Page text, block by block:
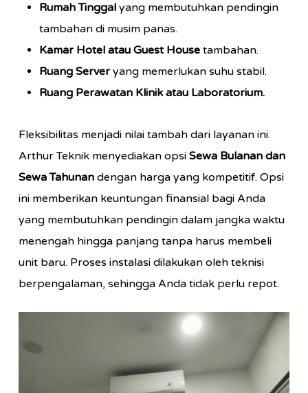
Rumah Tinggalyang membutuhkan pendingin
tambahan di musim panas.
Kamar Hotel atau Guest Housetambahan.
Ruang Serveryang memerlukan suhu stabil.
Ruang Perawatan Klinik atau Laboratorium.
Fleksibilitas menjadi nilai tambah dari layanan ini.
Arthur Teknik menyediakan opsi Sewa Bulanan dan
Sewa Tahunandengan harga yang kompetitif. Opsi
ini memberikan keuntungan finansial bagi Anda
yang membutuhkan pendingin dalam jangka waktu
menengah hingga panjang tanpa harus membeli
unit baru. Proses instalasi dilakukan oleh teknisi
berpengalaman, sehingga Anda tidak perlu repot.